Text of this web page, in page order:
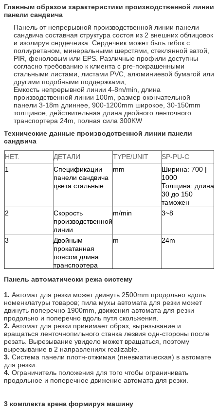
Главным образом характеристики производственной линии
панели сандвича
Панель от непрерывной производственной линии панели
сандвича составная структура состоя из 2 внешних облицовок
и изолируя сердечника. Сердечник может быть гибок с
полиуретаном, минеральными шерстями, стеклянной ватой,
PIR, феноловым или EPS. Различные профили доступны
согласно требованию к клиента с pre-покрашенными
стальными листами, листами PVC, алюминиевой бумагой или
другими подобными поддержками;
Емкость непрерывной линии 4-8m/min, длина
производственной линии 100m, размер окончательной
панели 3-18m длиннее, 900-1200mm широкое, 30-150mm
толщиное, действительная длина двойного ленточного
транспортера 24m, полная сила 300KW
Технические данные производственной линии панели
сандвича
НЕТ.
ДЕТАЛИ TYPE/UNIT
SP-PU-C
1
Спецификации
панели сандвича
цвета стальные
mm
Ширина: 700 |
1000
Толщина: длина
30 до 150
таможен
2
Скорость
производственной
линии
m/min 3~8
3
Двойным
прокатанная
поясом длина
транспортера
m 24m
4
температура
горячей
циркуляции
воздуха
5 Полная сила Kw
6
Линия размеры (l
× h w ×)
mm
О
7
Установленная
итогом емкость
Kw
8 Сила печки Kcal 200.000
Панель автоматически режа систему
1. Автомат для резки может двинуть 2500mm продольно вдоль
номенклатуры товаров; пила мухы автомата для резки может
двинуть поперечно 1900mm, движения автомата для резки
продольно и поперечно вдоль путя скольжения.
2. Автомат для резки принимает образ, вырезывание и
вращаться ленточнопильного станка лезвия одн-стороны после
резать. Вырезывание увидело может вращаться, поэтому
вырезывание в 2 направлениях realizable.
3. Система панели плотн-отжимая (пневматическая) в автомате
для резки.
4. Ограничитель положения для того чтобы ограничивать
продольное и поперечное движение автомата для резки.
3 комплекта крена формируя машину